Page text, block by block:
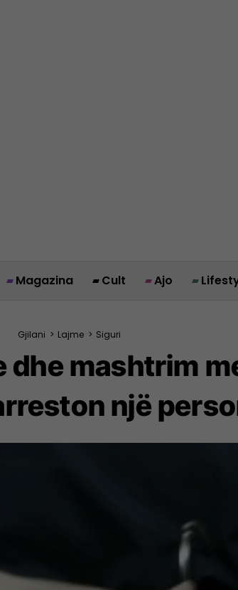
Magazina Cult Ajo
Gjilani > Lajme > Siguri
mashtrim
një